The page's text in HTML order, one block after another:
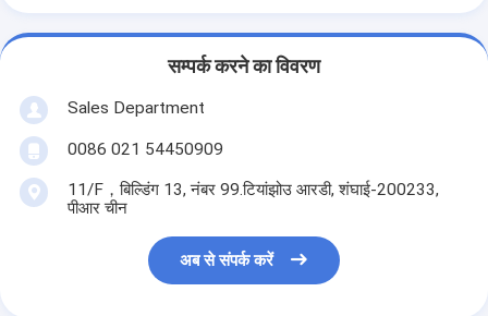
सम्पर्क करने का विवरण
Sales Department
0086 021 54450909
11/F，बिल्डिंग 13, नंबर 99.टियांझोउ आरडी, शंघाई-200233,
पीआर चीन
अब से संपर्क करें